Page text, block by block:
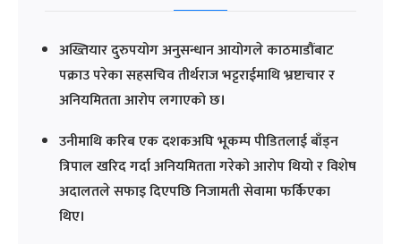
अख्तियार दुरुपयोग अनुसन्धान आयोगले काठमाडौंबाट
पक्राउ परेका सहसचिव तीर्थराज भट्टराईमाथि भ्रष्टाचार र
अनियमितता आरोप लगाएको छ।
उनीमाथि करिब एक दशकअघि भूकम्प पीडितलाई बाँड्न
त्रिपाल खरिद गर्दा अनियमितता गरेको आरोप थियो र विशेष
अदालतले सफाइ दिएपछि निजामती सेवामा फर्किएका
थिए।